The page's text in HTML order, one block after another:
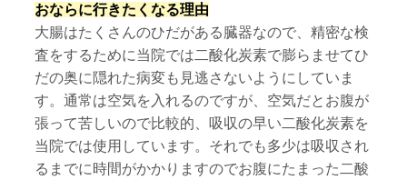
おならに行きたくなる理由
大腸はたくさんのひだがある臓器なので、精密な検
査をするために当院では二酸化炭素で膨らませてひ
だの奥に隠れた病変も見逃さないようにしていま
す。通常は空気を入れるのですが、空気だとお腹が
張って苦しいので比較的、吸収の早い二酸化炭素を
当院では使用しています。それでも多少は吸収され
るまでに時間がかかりますのでお腹にたまった二酸